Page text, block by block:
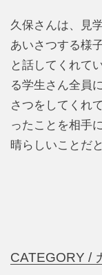
久保さんは、見
あいさつする様
と話してくれて
る学生さん全員
さつをしてくれ
ったことを相手
晴らしいことだ
CATEGORY /